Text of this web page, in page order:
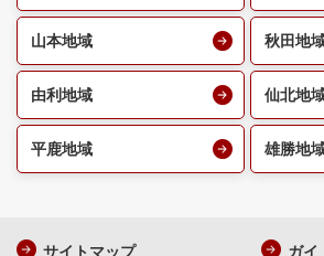
山本地域 秋田地
由利地域 仙北地
平鹿地域 雄勝地
サイトマップ ガイ